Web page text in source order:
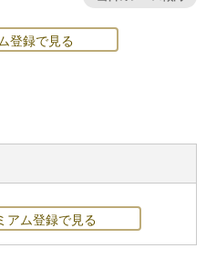
登録で見る
アム登録で見る